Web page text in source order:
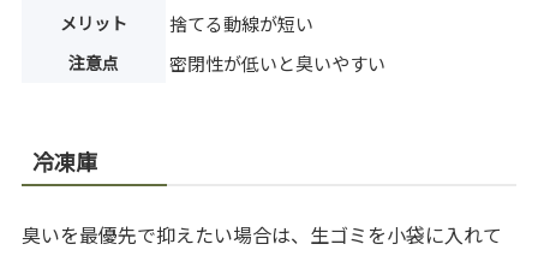
メリット 捨てる動線が短い
注意点 密閉性が低いと臭いやすい
冷凍庫
臭いを最優先で抑えたい場合は、生ゴミを小袋に入れて